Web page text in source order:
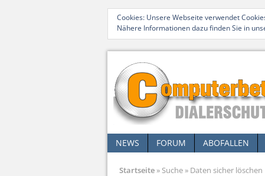
Cookies: Unsere Webseite verwendet
Nähere Informationen dazu finden Sie in
NEWS FORUM ABOFALLEN
Startseite» Suche» Daten sicher löschen